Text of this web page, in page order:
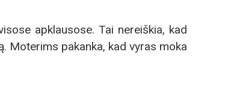
apklausose. Tai nereiškia, kad
Moterims pakanka, kad vyras moka